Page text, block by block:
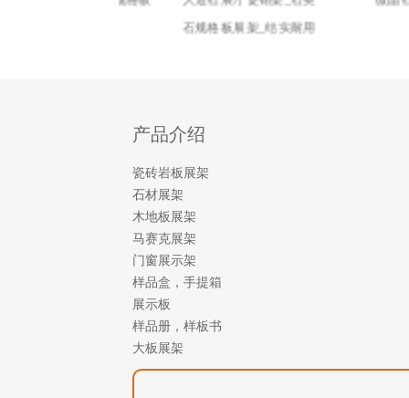
石规格板展架_结实耐用
产品介绍
瓷砖岩板展架
石材展架
木地板展架
马赛克展架
门窗展示架
样品盒，手提箱
展示板
样品册，样板书
大板展架